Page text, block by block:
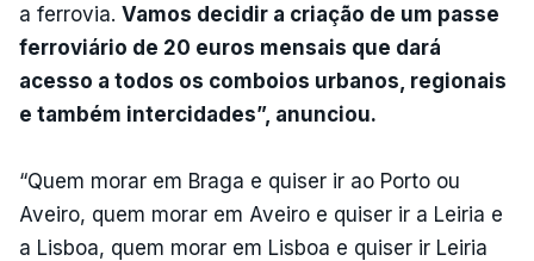
a ferrovia. Vamos decidir a criação de um passe
ferroviário de 20 euros mensais que dará
acesso a todos os comboios urbanos, regionais
e também intercidades”, anunciou.
“Quem morar em Braga e quiser ir ao Porto ou
Aveiro, quem morar em Aveiro e quiser ir a Leiria e
a Lisboa, quem morar em Lisboa e quiser ir Leiria